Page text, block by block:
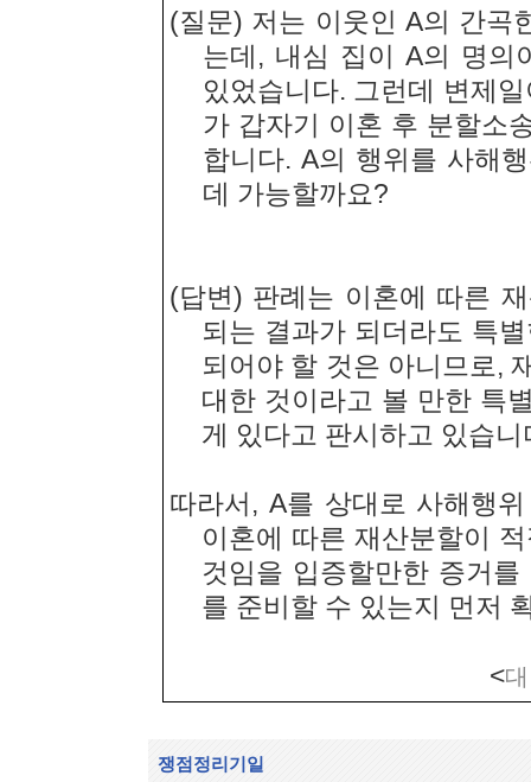
(질문) 저는 이웃인 A의 간곡
는데, 내심 집이 A의 명의
있었습니다. 그런데 변제
가 갑자기 이혼 후 분할소
합니다. A의 행위를 사해
데 가능할까요?
(답변) 판례는 이혼에 따른
되는 결과가 되더라도 특
되어야 할 것은 아니므로,
대한 것이라고 볼 만한 특
게 있다고 판시하고 있습니
따라서, A를 상대로 사해행
이혼에 따른 재산분할이
것임을 입증할만한 증거
를 준비할 수 있는지 먼저
<
쟁점정리기일